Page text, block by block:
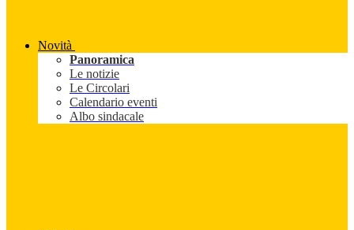
Novità
Panoramica
Le notizie
Le Circolari
Calendario eventi
Albo sindacale